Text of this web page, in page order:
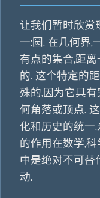
让我们暂时欣赏
一:圆. 在几何界,
有点的集合,距
的. 这个特定的
殊的,因为它具
何角落或顶点.
化和历史的统一
的作用在数学,
中是绝对不可替
动.